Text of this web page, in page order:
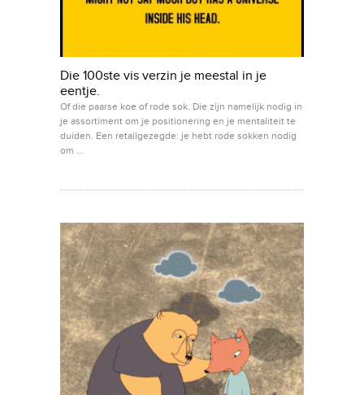
Die 100ste vis verzin je meestal in je
eentje.
Of die paarse koe of rode sok. Die zijn namelijk nodig in
je assortiment om je positionering en je mentaliteit te
duiden. Een retailgezegde: je hebt rode sokken nodig
om …